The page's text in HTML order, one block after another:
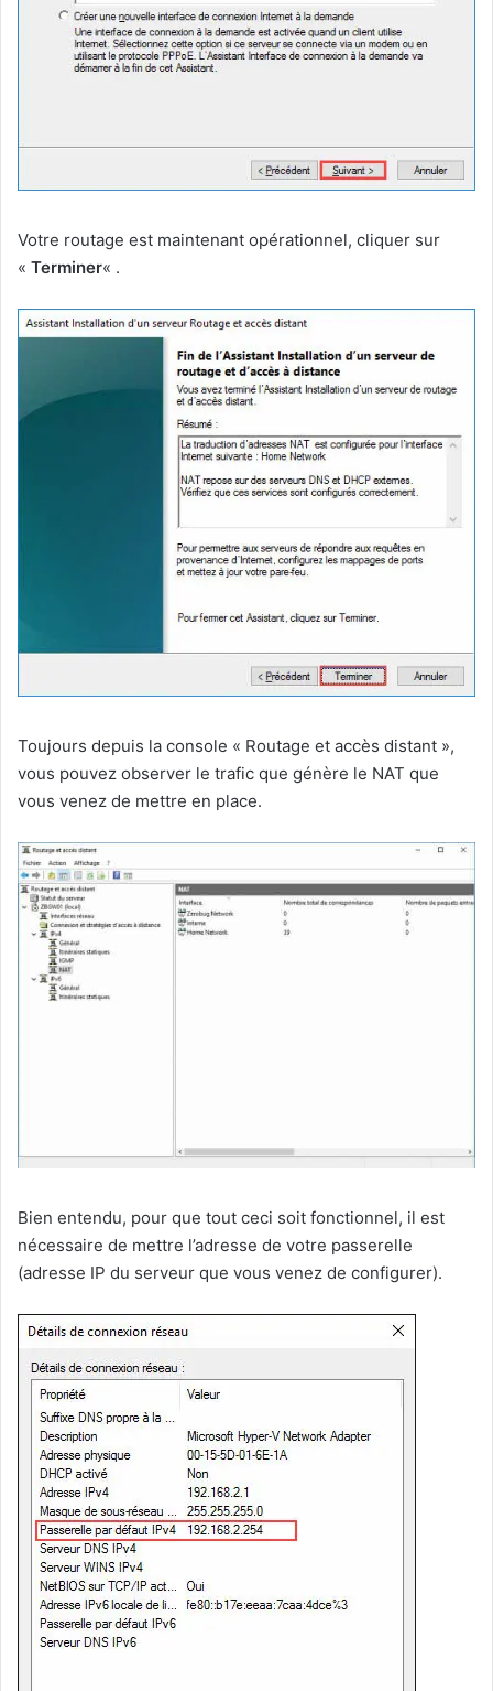
Votre routage est maintenant opérationnel, cliquer sur
« Terminer« .
Toujours depuis la console « Routage et accès distant »,
vous pouvez observer le trafic que génère le NAT que
vous venez de mettre en place.
Bien entendu, pour que tout ceci soit fonctionnel, il est
nécessaire de mettre l’adresse de votre passerelle
(adresse IP du serveur que vous venez de configurer).